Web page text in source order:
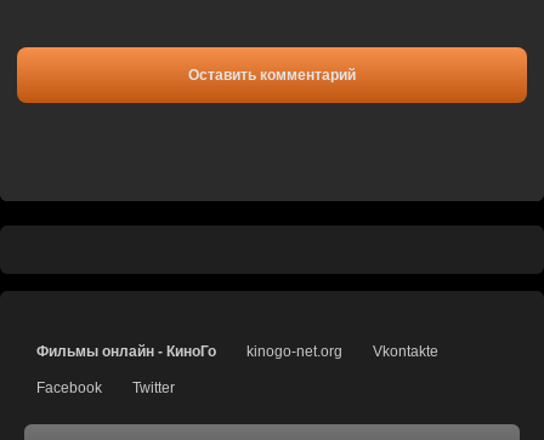
Оставить комментарий
Фильмы онлайн - КиноГо kinogo-net.org Vkontakte
Facebook Twitter